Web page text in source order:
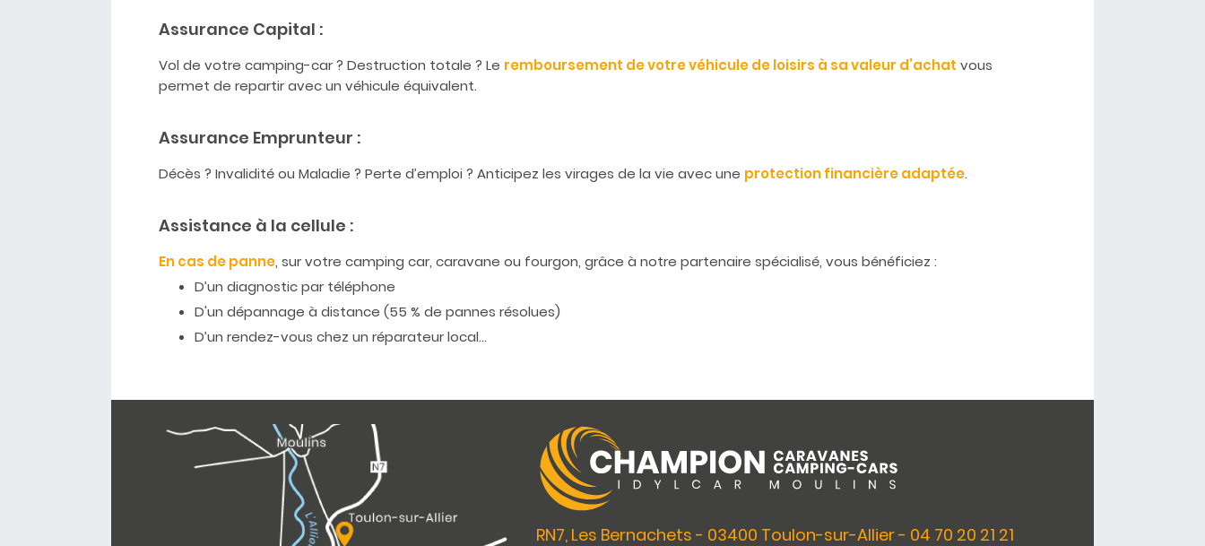
Assurance Capital :
Vol de votre camping-car ? Destruction totale ? Le remboursement de votre véhicule de loisirs à sa valeur d’achat vous
permet de repartir avec un véhicule équivalent.
Assurance Emprunteur :
Décès ? Invalidité ou Maladie ? Perte d’emploi ? Anticipez les virages de la vie avec une protection financière adaptée.
Assistance à la cellule :
En cas de panne, sur votre camping car, caravane ou fourgon, grâce à notre partenaire spécialisé, vous bénéficiez :
D’un diagnostic par téléphone
D'un dépannage à distance (55 % de pannes résolues)
D’un rendez-vous chez un réparateur local…
RN7, Les Bernachets - 03400 Toulon-sur-Allier - 04 70 20 21 21